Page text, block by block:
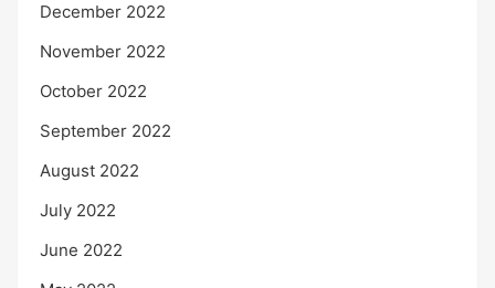
December 2022
November 2022
October 2022
September 2022
August 2022
July 2022
June 2022